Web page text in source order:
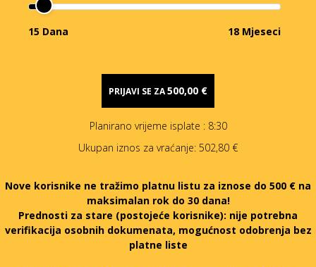
15 Dana 18 Mjeseci
PRIJAVI SE ZA500,00 €
Planirano vrijeme isplate : 8:30
Ukupan iznos za vraćanje: 502,80 €
Nove korisnike ne tražimo platnu listu za iznose do 500 € na
maksimalan rok do 30 dana!
Prednosti za stare (postojeće korisnike): nije potrebna
verifikacija osobnih dokumenata, mogućnost odobrenja bez
platne liste